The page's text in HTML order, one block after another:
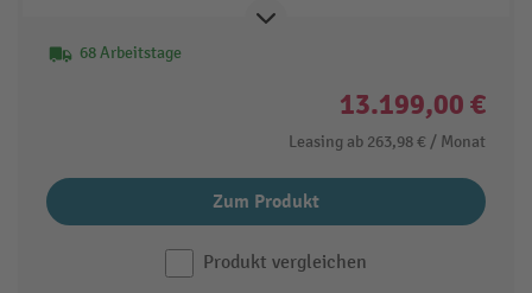
68 Arbeitstage
13.199,00 €
Leasing ab 263,98 € / Monat
Zum Produkt
Produkt vergleichen